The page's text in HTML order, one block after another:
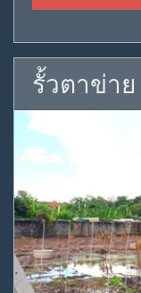
รั้วตาข่าย